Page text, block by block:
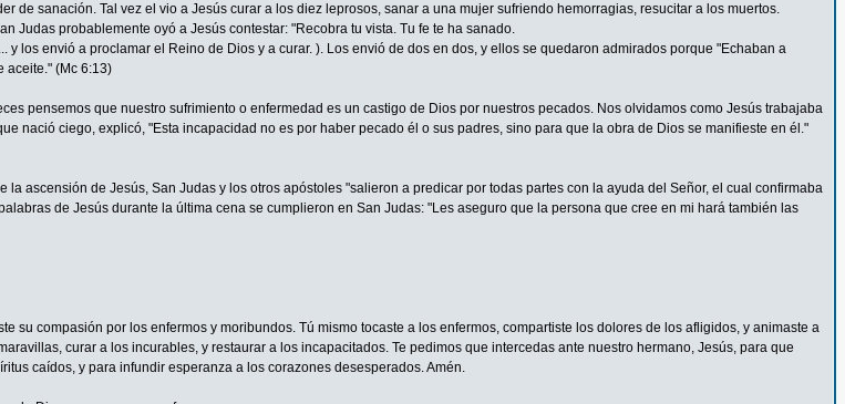
de sanación. Tal vez el vio a Jesús curar a los diez leprosos, sanar a una mujer sufriendo hemorragias, resucitar a los muertos.
Judas probablemente oyó a Jesús contestar: "Recobra tu vista. Tu fe te ha sanado.
los envió a proclamar el Reino de Dios y a curar. ). Los envió de dos en dos, y ellos se quedaron admirados porque "Echaban a
aceite." (Mc 6:13)
pensemos que nuestro sufrimiento o enfermedad es un castigo de Dios por nuestros pecados. Nos olvidamos como Jesús trabajaba
nació ciego, explicó, "Esta incapacidad no es por haber pecado él o sus padres, sino para que la obra de Dios se manifieste en él."
ascensión de Jesús, San Judas y los otros apóstoles "salieron a predicar por todas partes con la ayuda del Señor, el cual confirmaba
de Jesús durante la última cena se cumplieron en San Judas: "Les aseguro que la persona que cree en mi hará también las
su compasión por los enfermos y moribundos. Tú mismo tocaste a los enfermos, compartiste los dolores de los afligidos, y animaste a
curar a los incurables, y restaurar a los incapacitados. Te pedimos que intercedas ante nuestro hermano, Jesús, para que
caídos, y para infundir esperanza a los corazones desesperados. Amén.